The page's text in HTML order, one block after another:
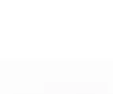
kablosuz kullanımıyla ev,
EPA filtresiyle hijyenik